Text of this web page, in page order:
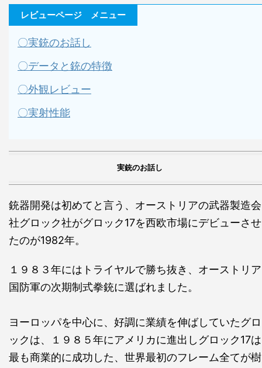
レビューページ メニュー
〇実銃のお話し
〇データと銃の特徴
〇外観レビュー
〇実射性能
実銃のお話し
銃器開発は初めてと言う、オーストリアの武器製造会
社グロック社がグロック17を西欧市場にデビューさせ
たのが1982年。
１９８３年にはトライヤルで勝ち抜き、オーストリア
国防軍の次期制式拳銃に選ばれました。
ヨーロッパを中心に、好調に業績を伸ばしていたグロ
ックは、１９８５年にアメリカに進出しグロック17は
最も商業的に成功した、世界最初のフレーム全てが樹